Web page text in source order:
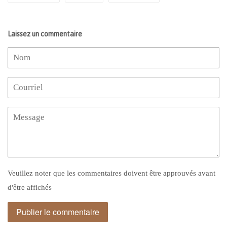
Laissez un commentaire
Nom
Courriel
Message
Veuillez noter que les commentaires doivent être approuvés avant
d'être affichés